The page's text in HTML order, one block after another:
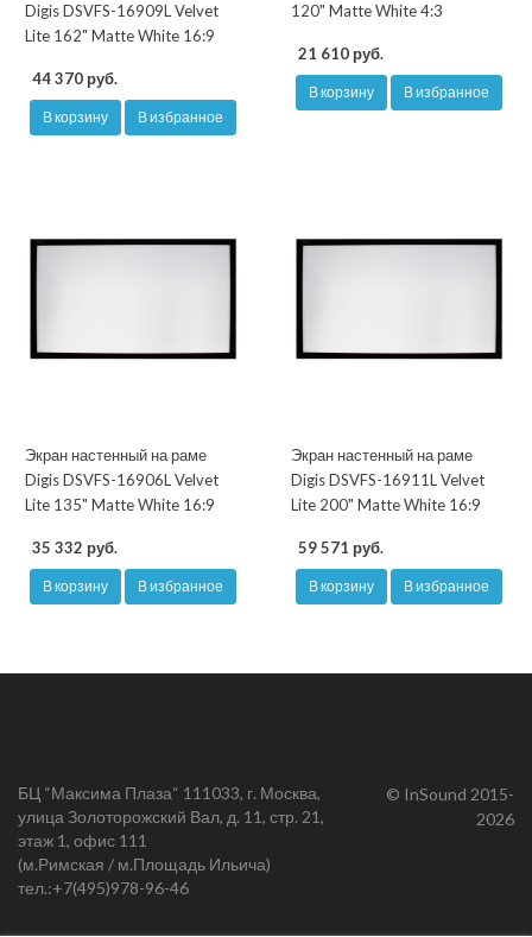
Digis DSVFS-16909L Velvet
Lite 162" Matte White 16:9
44 370 руб.
В корзину В избранное
120" Matte White 4:3
21 610 руб.
В корзину В избранное
Экран настенный на раме
Digis DSVFS-16906L Velvet
Lite 135" Matte White 16:9
35 332 руб.
В корзину В избранное
Экран настенный на раме
Digis DSVFS-16911L Velvet
Lite 200" Matte White 16:9
59 571 руб.
В корзину В избранное
БЦ “Максима Плаза“ 111033, г. Москва,
улица Золоторожский Вал, д. 11, стр. 21,
этаж 1, офис 111
(м.Римская / м.Площадь Ильича)
тел.:+7(495)978-96-46
© InSound 2015-
2026